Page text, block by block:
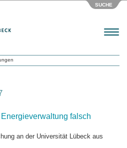
SUCHE
Menu
falsch
an der Universität Lübeck aus